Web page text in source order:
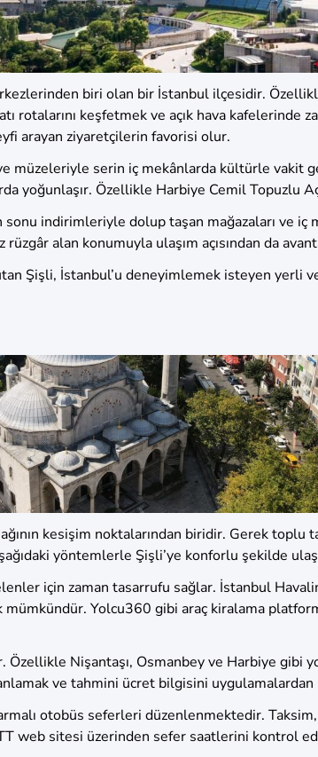
biri olan bir İstanbul ilçesidir.
rotalarını keşfetmek ve açık hava
arayan ziyaretçilerin favorisi olur.
müzeleriyle serin iç mekânlarda kültürle
Özellikle Harbiye Cemil Topuzlu
indirimleriyle dolup taşan mağazaları ve
alan konumuyla ulaşım açısından da
Şişli, İstanbul’u deneyimlemek isteyen yerli
kesişim noktalarından biridir. Gerek toplu
yöntemlerle Şişli’ye konforlu şekilde
için zaman tasarrufu sağlar. İstanbul
Yolcu360 gibi araç kiralama
Özellikle Nişantaşı, Osmanbey ve Harbiye
ve tahmini ücret bilgisini
otobüs seferleri düzenlenmektedir.
web sitesi üzerinden sefer saatlerini kontrol